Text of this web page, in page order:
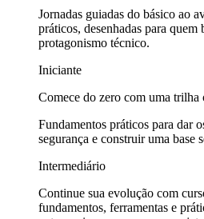
Jornadas guiadas do básico ao
práticos, desenhadas para
protagonismo técnico.
Iniciante
Comece do zero com uma trilha
Fundamentos práticos para dar
segurança e construir uma base
Intermediário
Continue sua evolução com
fundamentos, ferramentas e